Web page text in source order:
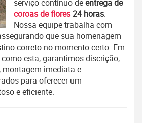
serviço contínuo deentrega de
coroas de flores24 horas.
Nossa equipe trabalha com
que sua homenagem
correto no momento certo. Em
esta, garantimos discrição,
imediata e
para oferecer um
e eficiente.